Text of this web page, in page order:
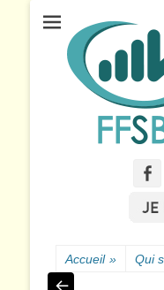
Fédération
Accueil » Qui